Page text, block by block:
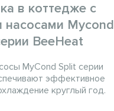
в коттедже с
насосами Mycond
BeeHeat
MyCond Split серии
эффективное
круглый год.